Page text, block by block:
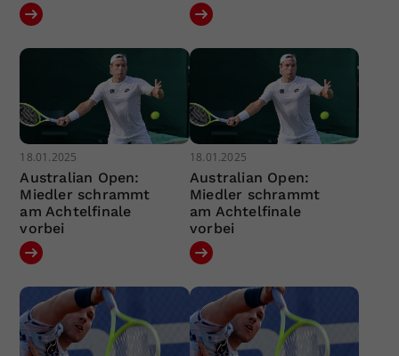
18.01.2025
Australian Open:
Miedler schrammt
am Achtelfinale
vorbei
18.01.2025
Australian Open:
Miedler schrammt
am Achtelfinale
vorbei